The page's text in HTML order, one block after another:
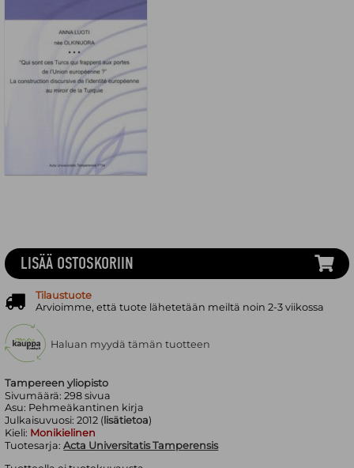
Tampereen yliopisto
Sivumäärä:298 sivua
Asu: Pehmeäkantinen kirja
Julkaisuvuosi:2012 ( lisätietoa)
Kieli: Monikielinen
Tuotesarja: Acta Universitatis Tamperensis
LISÄÄ OSTOSKORIIN
Tilaustuote
Arvioimme, että tuote lähetetään meiltä noin 2-3 viikossa
Haluan myydä tämän tuotteen